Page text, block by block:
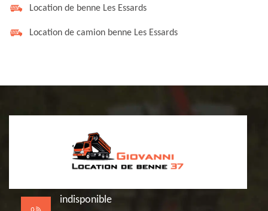
Location de benne Les Essards
Location de camion benne Les Essards
indisponible